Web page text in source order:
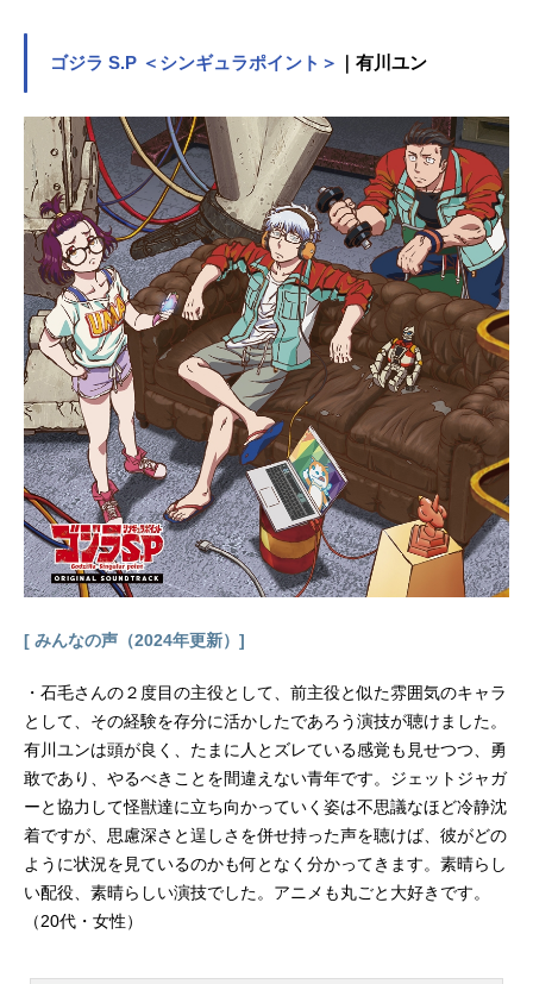
人々はそのVR空間での新たなデュエ
NS』に、デュエルによるハッキング
を仕掛ける謎のハッカー集団『ハノ
イの騎士』が現れる。彼らの狙いは
ネットワークのどこかに存在すると
いう『AIたちの世界=サイバース』を
滅亡させる事にあった。しかしそん
な『LINKVRAINS』の脅威に立ちは
だかる1人のデュエリストがいた。彼
の名は“Playmaker”。圧倒的なデュエ
ルで『ハノイの騎士』を倒し、何も
語らずに去っていく彼の名は、ネッ
トワーク世界で一躍有名になる。そ
の“Playmaker”の正体である高校生
『藤木遊作』は、過去に起きた事件
の真相を探るため、VRAINSに出没す
る『ハノイの騎士』を追っていたの
だった。作品名遊☆戯☆王VRAINS放
送形態TVアニメシリーズ遊☆戯☆王
スケジュール2017年5月10日（水）
ほか話数全120話キャスト藤木遊作／
村尊／Soulburner：梶裕貴不霊夢：
八代拓草薙翔一：木村昴ボーマ
ン：...
ゴジラ S.P ＜シンギュラポイント＞ ｜有川ユン
[ みんなの声（2024年更新）]
・石毛さんの２度目の主役として、前主役と似た雰囲気のキャラ
として、その経験を存分に活かしたであろう演技が聴けました。
有川ユンは頭が良く、たまに人とズレている感覚も見せつつ、勇
敢であり、やるべきことを間違えない青年です。ジェットジャガ
ーと協力して怪獣達に立ち向かっていく姿は不思議なほど冷静沈
着ですが、思慮深さと逞しさを併せ持った声を聴けば、彼がどの
ように状況を見ているのかも何となく分かってきます。素晴らし
い配役、素晴らしい演技でした。アニメも丸ごと大好きです。
（20代・女性）